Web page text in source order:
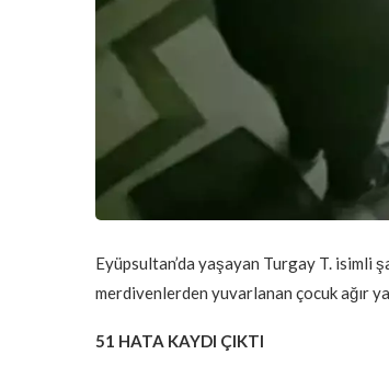
Eyüpsultan’da yaşayan Turgay T. isimli
merdivenlerden yuvarlanan çocuk ağır
51 HATA KAYDI ÇIKTI